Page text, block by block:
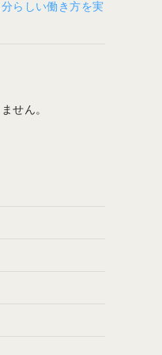
らしい働き方を実
せん。